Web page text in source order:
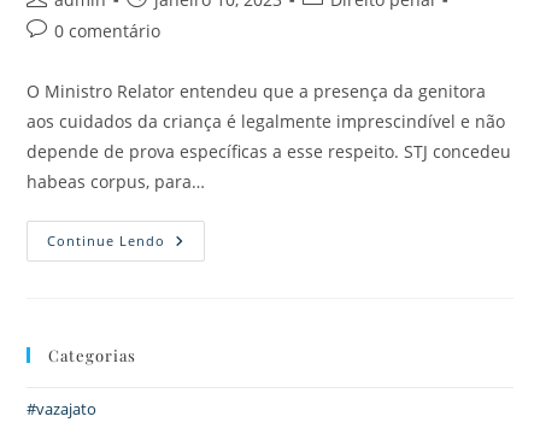
0 comentário
O Ministro Relator entendeu que a presença da genitora
aos cuidados da criança é legalmente imprescindível e não
depende de prova específicas a esse respeito. STJ concedeu
habeas corpus, para…
Continue Lendo
Categorias
#vazajato